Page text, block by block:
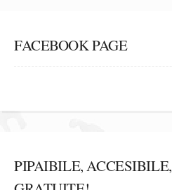
FACEBOOK PAGE
PIPAIBILE, ACCESIBILE,